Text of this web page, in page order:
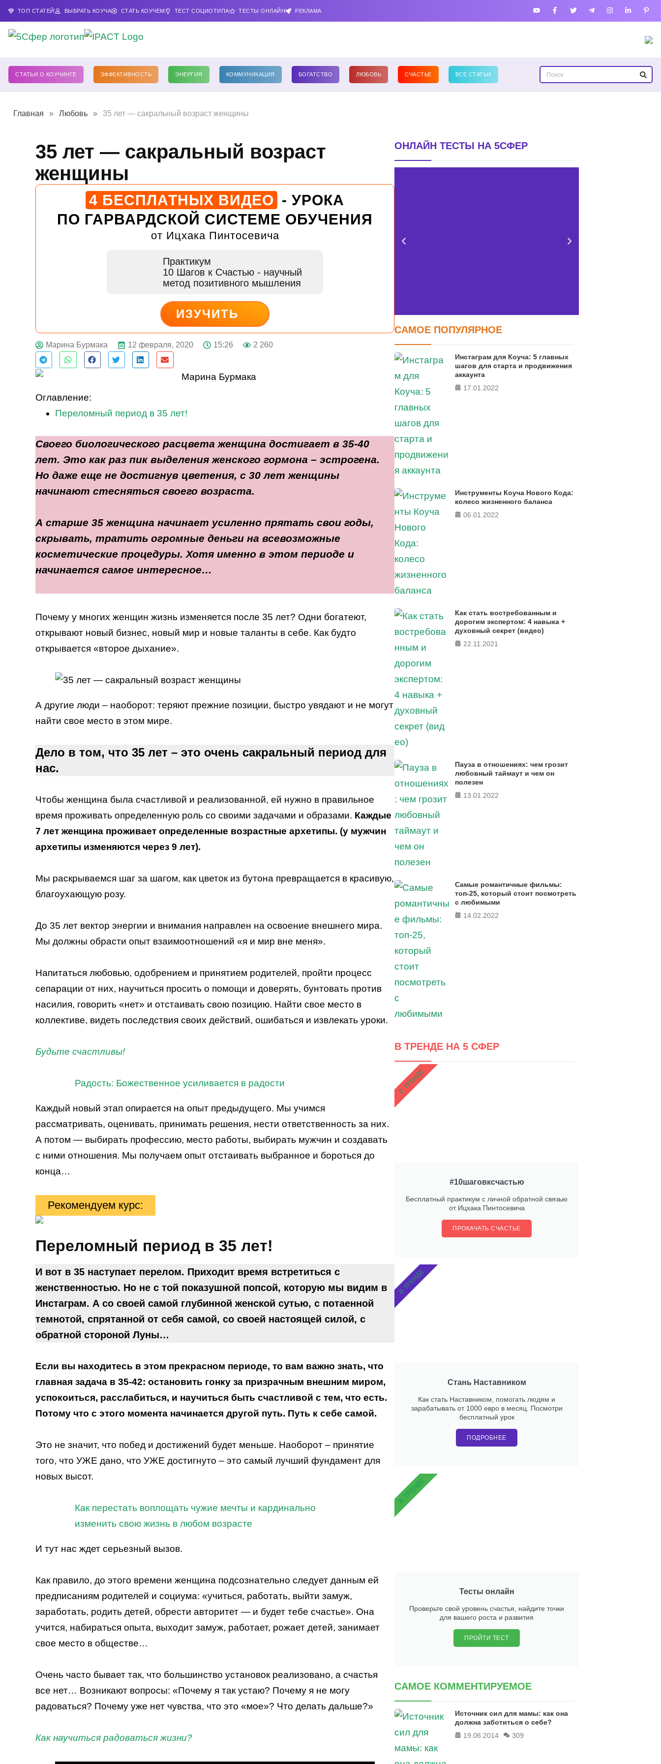
ТОП СТАТЕЙ ВЫБРАТЬ КОУЧА СТАТЬ КОУЧЕМ ТЕСТ СОЦИОТИПА ТЕСТЫ ОНЛАЙН РЕКЛАМА
СТАТЬИ О КОУЧИНГЕ ЭФФЕКТИВНОСТЬ ЭНЕРГИЯ КОММУНИКАЦИЯ БОГАТСТВО ЛЮБОВЬ СЧАСТЬЕ ВСЕ СТАТЬИ
Главная » Любовь » 35 лет — сакральный возраст женщины
35 лет — сакральный возраст
женщины
4 БЕСПЛАТНЫХ ВИДЕО - УРОКА
ПО ГАРВАРДСКОЙ СИСТЕМЕ ОБУЧЕНИЯ
от Ицхака Пинтосевича
Практикум
10 Шагов к Счастью - научный
метод позитивного мышления
ИЗУЧИТЬ
ДЕЙСТВУЙ
Марина Бурмака 12 февраля, 2020 15:26 2 260
Оглавление:
Переломный период в 35 лет!
Своего биологического расцвета женщина достигает в 35-40
лет. Это как раз пик выделения женского гормона – эстрогена.
Но даже еще не достигнув цветения, с 30 лет женщины
начинают стесняться своего возраста.
А старше 35 женщина начинает усиленно прятать свои годы,
скрывать, тратить огромные деньги на всевозможные
косметические процедуры. Хотя именно в этом периоде и
начинается самое интересное…
Почему у многих женщин жизнь изменяется после 35 лет? Одни богатеют,
открывают новый бизнес, новый мир и новые таланты в себе. Как будто
открывается «второе дыхание».
А другие люди – наоборот: теряют прежние позиции, быстро увядают и не могут
найти свое место в этом мире.
Дело в том, что 35 лет – это очень сакральный период для
нас.
Чтобы женщина была счастливой и реализованной, ей нужно в правильное
время проживать определенную роль со своими задачами и образами. Каждые
7 лет женщина проживает определенные возрастные архетипы. (у мужчин
архетипы изменяются через 9 лет).
Мы раскрываемся шаг за шагом, как цветок из бутона превращается в красивую,
благоухающую розу.
До 35 лет вектор энергии и внимания направлен на освоение внешнего мира.
Мы должны обрасти опыт взаимоотношений «я и мир вне меня».
Напитаться любовью, одобрением и принятием родителей, пройти процесс
сепарации от них, научиться просить о помощи и доверять, бунтовать против
насилия, говорить «нет» и отстаивать свою позицию. Найти свое место в
коллективе, видеть последствия своих действий, ошибаться и извлекать уроки.
Будьте счастливы!
Радость: Божественное усиливается в радости
Каждый новый этап опирается на опыт предыдущего. Мы учимся
рассматривать, оценивать, принимать решения, нести ответственность за них.
А потом — выбирать профессию, место работы, выбирать мужчин и создавать
с ними отношения. Мы получаем опыт отстаивать выбранное и бороться до
конца…
Рекомендуем курс:
Переломный период в 35 лет!
И вот в 35 наступает перелом. Приходит время встретиться с
женственностью. Но не с той показушной попсой, которую мы видим в
Инстаграм. А со своей самой глубинной женской сутью, с потаенной
темнотой, спрятанной от себя самой, со своей настоящей силой, с
обратной стороной Луны…
Если вы находитесь в этом прекрасном периоде, то вам важно знать, что
главная задача в 35-42: остановить гонку за призрачным внешним миром,
успокоиться, расслабиться, и научиться быть счастливой с тем, что есть.
Потому что с этого момента начинается другой путь. Путь к себе самой.
Это не значит, что побед и достижений будет меньше. Наоборот – принятие
того, что УЖЕ дано, что УЖЕ достигнуто – это самый лучший фундамент для
новых высот.
Как перестать воплощать чужие мечты и кардинально
изменить свою жизнь в любом возрасте
И тут нас ждет серьезный вызов.
Как правило, до этого времени женщина подсознательно следует данным ей
предписаниям родителей и социума: «учиться, работать, выйти замуж,
заработать, родить детей, обрести авторитет — и будет тебе счастье». Она
учится, набираться опыта, выходит замуж, работает, рожает детей, занимает
свое место в обществе…
Очень часто бывает так, что большинство установок реализовано, а счастья
все нет… Возникают вопросы: «Почему я так устаю? Почему я не могу
радоваться? Почему уже нет чувства, что это «мое»? Что делать дальше?»
Как научиться радоваться жизни?
ОНЛАЙН ТЕСТЫ НА 5СФЕР
Тест FERMI
FERMI - современная методика
оценки уровня счастья в 5 главных
сферах
САМОЕ ПОПУЛЯРНОЕ
Инстаграм для Коуча: 5 главных
шагов для старта и продвижения
аккаунта
17.01.2022
Инструменты Коуча Нового Кода:
колесо жизненного баланса
06.01.2022
Как стать востребованным и
дорогим экспертом: 4 навыка +
духовный секрет (видео)
22.11.2021
Пауза в отношениях: чем грозит
любовный таймаут и чем он
полезен
13.01.2022
Самые романтичные фильмы:
топ-25, который стоит посмотреть
с любимыми
14.02.2022
В ТРЕНДЕ НА 5 СФЕР
#10шаговксчастью
Бесплатный практикум с личной обратной связью
от Ицхака Пинтосевича
ПРОКАЧАТЬ СЧАСТЬЕ
В ТРЕНДЕ
Стань Наставником
Как стать Наставником, помогать людям и
зарабатывать от 1000 евро в месяц. Посмотри
бесплатный урок
ПОДРОБНЕЕ
В ТРЕНДЕ
Тесты онлайн
Проверьте свой уровень счастья, найдите точки
для вашего роста и развития
ПРОЙТИ ТЕСТ
В ТРЕНДЕ
САМОЕ КОММЕНТИРУЕМОЕ
Источник сил для мамы: как она
должна заботиться о себе?
19.06.2014
309